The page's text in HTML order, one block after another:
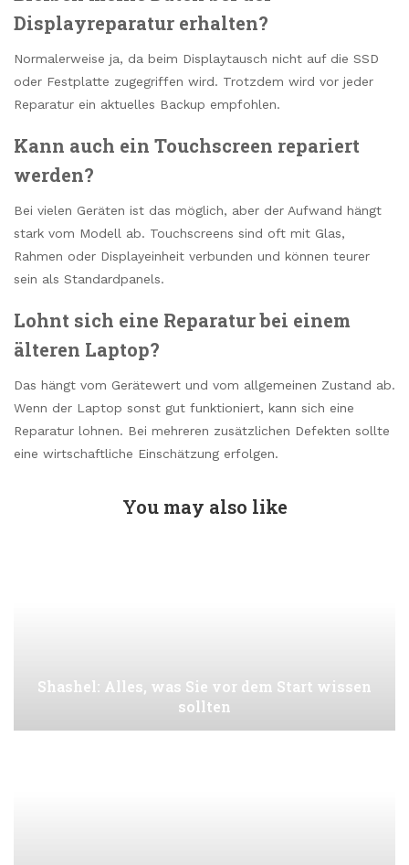
Displayreparatur erhalten?
Normalerweise ja, da beim Displaytausch nicht auf die SSD
oder Festplatte zugegriffen wird. Trotzdem wird vor jeder
Reparatur ein aktuelles Backup empfohlen.
Kann auch ein Touchscreen repariert
werden?
Bei vielen Geräten ist das möglich, aber der Aufwand hängt
stark vom Modell ab. Touchscreens sind oft mit Glas,
Rahmen oder Displayeinheit verbunden und können teurer
sein als Standardpanels.
Lohnt sich eine Reparatur bei einem
älteren Laptop?
Das hängt vom Gerätewert und vom allgemeinen Zustand ab.
Wenn der Laptop sonst gut funktioniert, kann sich eine
Reparatur lohnen. Bei mehreren zusätzlichen Defekten sollte
eine wirtschaftliche Einschätzung erfolgen.
You may also like
Shashel: Alles, was Sie vor dem Start wissen
sollten